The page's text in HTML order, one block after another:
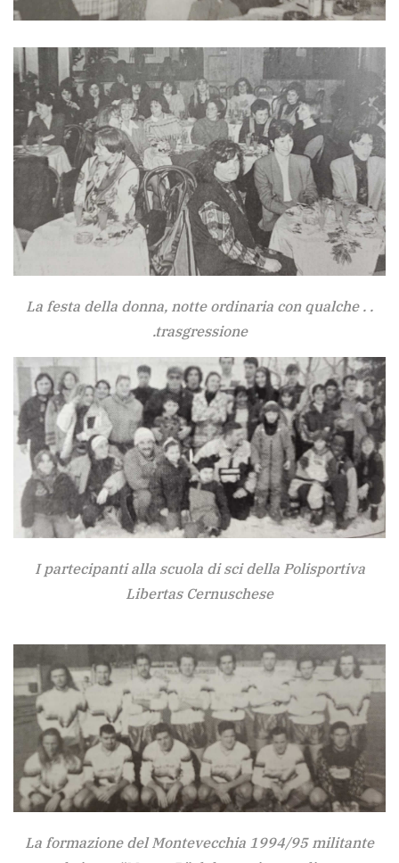
La festa della donna, notte ordinaria con qualche . .
.trasgressione
I partecipanti alla scuola di sci della Polisportiva
Libertas Cernuschese
La formazione del Montevecchia 1994/95 militante